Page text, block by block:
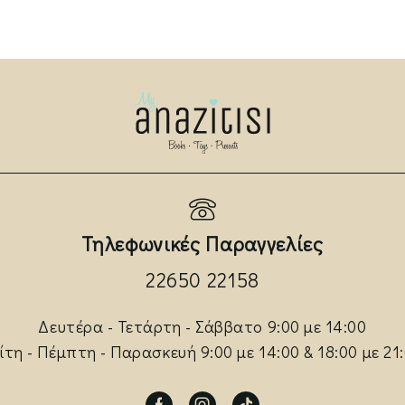
Τηλεφωνικές Παραγγελίες
22650 22158
Δευτέρα - Τετάρτη - Σάββατο 9:00 με 14:00
- Πέμπτη - Παρασκευή 9:00 με 14:00 & 18:00 με